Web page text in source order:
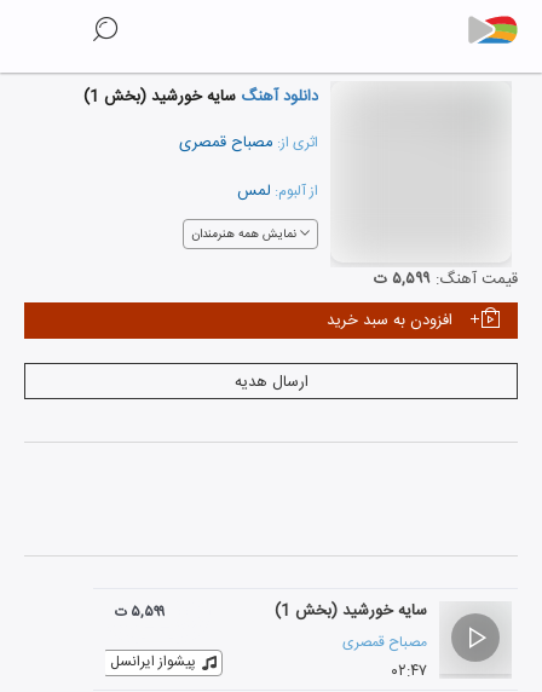
دانلود آهنگ سایه خورشید (بخش 1)
اثری از: مصباح قمصری
از آلبوم: لمس
نمایش همه هنرمندان
قیمت آهنگ: ۵,۵۹۹ ت
افزودن به سبد خرید
ارسال هدیه
سایه خورشید (بخش 1)
مصباح قمصری
۰۲:۴۷
۵,۵۹۹ ت
پیشواز ایرانسل